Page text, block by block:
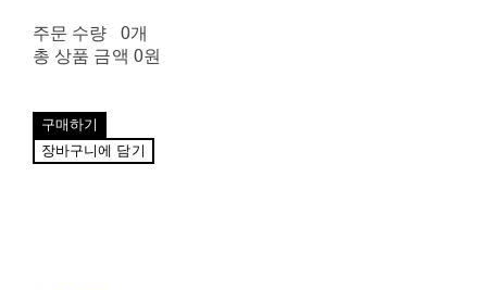
주문 수량
0개
총 상품 금액 0원
구매하기
장바구니에 담기